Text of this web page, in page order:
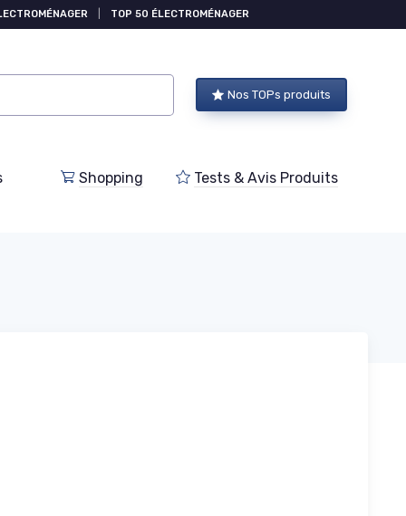
TOP 50 ÉLECTROMÉNAGER
Nos TOPs produits
Shopping Tests & Avis Produits